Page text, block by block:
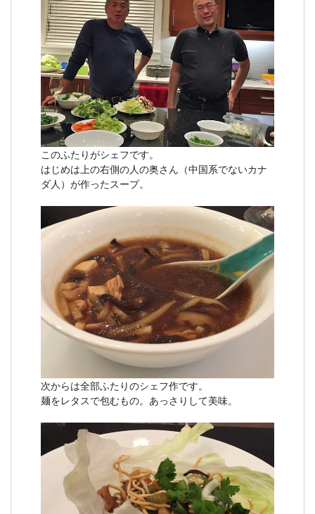
このふたりがシェフです。
はじめは上の右側の人の奥さん（中国系でないカナ
ダ人）が作ったスープ。
次からは全部ふたりのシェフ作です。
麺をレタスで包むもの。あっさりして美味。